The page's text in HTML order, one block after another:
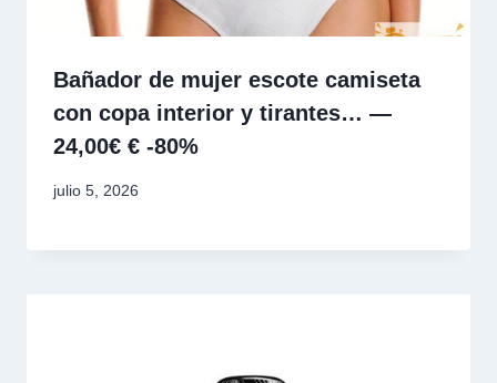
Bañador de mujer escote camiseta
con copa interior y tirantes… —
24,00€ € -80%
julio 5, 2026